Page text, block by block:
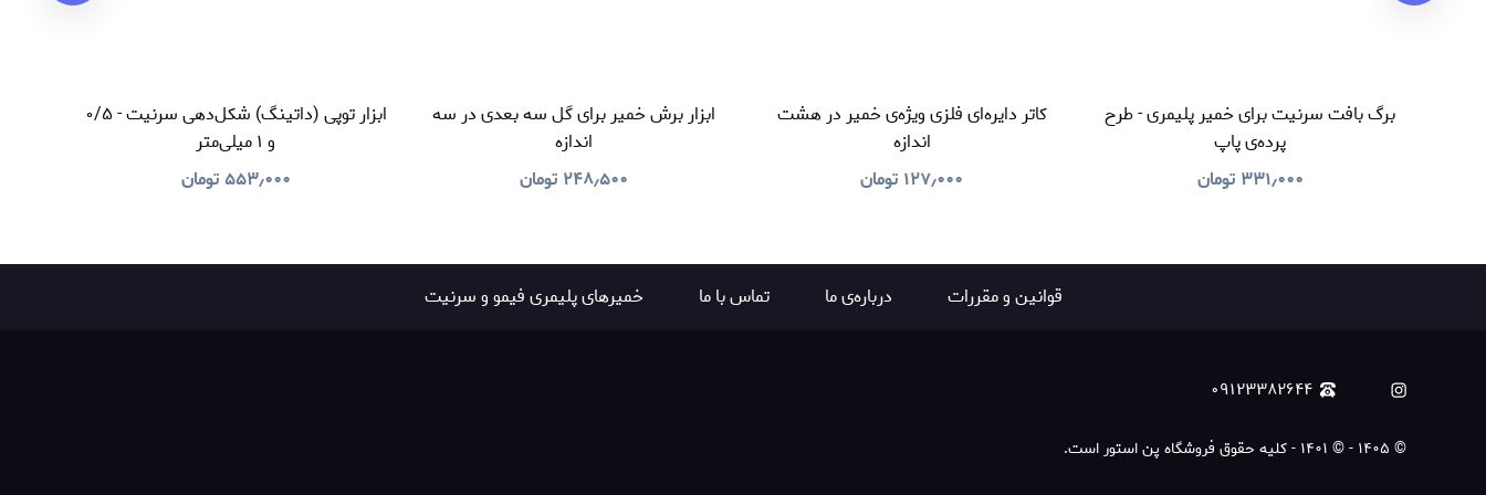
برگ بافت سرنیت برای خمیر پلیمری - طرح
پرده‌ی پاپ
۳۳۱٫۰۰۰ تومان
کاتر دایره‌ای فلزی ویژه‌ی خمیر در هشت
اندازه
۱۲۷٫۰۰۰ تومان
ابزار برش خمير برای گل سه بعدی در سه
اندازه
۲۴۸٫۵۰۰ تومان
ابزار توپی (داتینگ) شکل‌دهی سرنیت - ۰/۵
و ۱ میلی‌متر
۵۵۳٫۰۰۰تومان
قوانين و مقررات درباره‌ی ما تماس با ما خمیرهای پلیمری فیمو و سرنیت
۰۹۱۲۳۳۸۲۶۴۴
© ۱۴۰۵ -© ۱۴۰۱ - کلیه حقوق فروشگاه پن استور است.